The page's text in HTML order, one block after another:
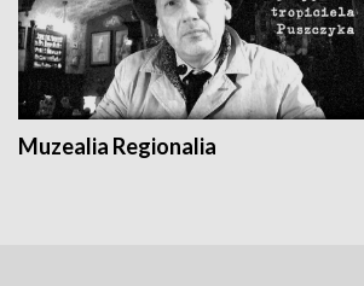
Muzealia Regionalia